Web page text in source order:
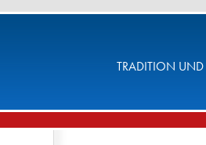
TRADITION UND